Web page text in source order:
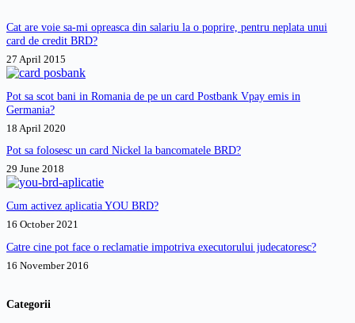
Cat are voie sa-mi opreasca din salariu la o poprire, pentru neplata unui
card de credit BRD?
27 April 2015
Pot sa scot bani in Romania de pe un card Postbank Vpay emis in
Germania?
18 April 2020
Pot sa folosesc un card Nickel la bancomatele BRD?
29 June 2018
Cum activez aplicatia YOU BRD?
16 October 2021
Catre cine pot face o reclamatie impotriva executorului judecatoresc?
16 November 2016
Categorii